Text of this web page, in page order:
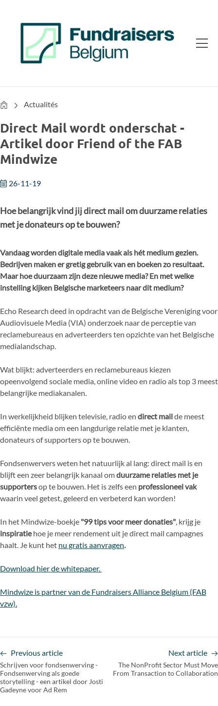
HomeActualités
Direct Mail wordt onderschat -
Artikel door Friend of the FAB
Mindwize
26-11-19
Hoe belangrijk vind jij direct mail om duurzame relaties
met je donateurs op te bouwen?
Vandaag worden digitale media vaak als hét medium gezien.
Bedrijven maken er gretig gebruik van en boeken zo resultaat.
Maar hoe duurzaam zijn deze nieuwe media? En met welke
instelling kijken Belgische marketeers naar dit medium?
Echo Research deed in opdracht van de Belgische Vereniging voor
Audiovisuele Media (VIA) onderzoek naar de perceptie van
reclamebureaus en adverteerders ten opzichte van het Belgische
medialandschap.
Wat blijkt: adverteerders en reclamebureaus kiezen
opeenvolgend sociale media, online video en radio als top 3 meest
belangrijke mediakanalen.
In werkelijkheid blijken televisie, radio en direct mailde meest
efficiënte media om een langdurige relatie met je klanten,
donateurs of supporters op te bouwen.
Fondsenwervers weten het natuurlijk al lang: direct mail is en
blijft een zeer belangrijk kanaal omduurzame relaties met je
supportersop te bouwen. Het is zelfs een professioneel vak
waarin veel getest, geleerd en verbeterd kan worden!
In het Mindwize-boekje "99 tips voor meer donaties" , krijg je
inspiratiehoe je meer rendement uit je direct mail campagnes
haalt. Je kunt het nu gratis aanvragen.
Download hier de whitepaper.
Mindwize is partner van de Fundraisers Alliance Belgium (FAB
vzw).
Previous article
Schrijven voor fondsenwerving -
Fondsenwerving als goede
storytelling - een artikel door Josti
Gadeyne voor Ad Rem
Next article
The NonProfit Sector Must Move
From Transaction to Collaboration